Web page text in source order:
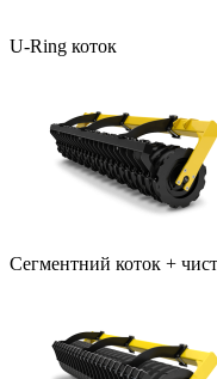
U-Ring коток
Сегментний коток +